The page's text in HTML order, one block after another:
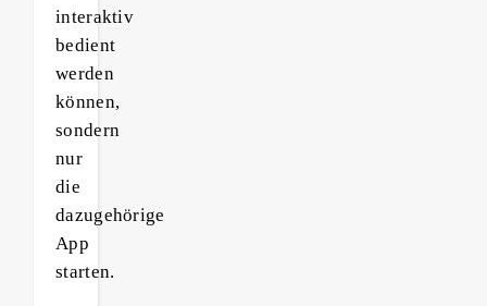
interaktiv
bedient
werden
können,
sondern
nur
die
dazugehörige
App
starten.